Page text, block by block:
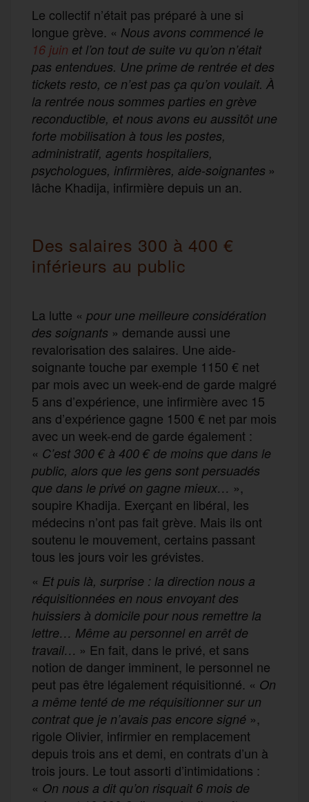
Le collectif n’était pas préparé à une si
longue grève. « Nous avons commencé le
16 juin et l’on tout de suite vu qu’on n’était
pas entendues. Une prime de rentrée et des
tickets resto, ce n’est pas ça qu’on voulait. À
la rentrée nous sommes parties en grève
reconductible, et nous avons eu aussitôt une
forte mobilisation à tous les postes,
administratif, agents hospitaliers,
psychologues, infirmières, aide-soignantes »
lâche Khadija, infirmière depuis un an.
Des salaires 300 à 400 €
inférieurs au public
La lutte « pour une meilleure considération
des soignants » demande aussi une
revalorisation des salaires. Une aide-
soignante touche par exemple 1150 € net
par mois avec un week-end de garde malgré
5 ans d’expérience, une infirmière avec 15
ans d’expérience gagne 1500 € net par mois
avec un week-end de garde également :
« C’est 300 € à 400 € de moins que dans le
public, alors que les gens sont persuadés
que dans le privé on gagne mieux… »,
soupire Khadija. Exerçant en libéral, les
médecins n’ont pas fait grève. Mais ils ont
soutenu le mouvement, certains passant
tous les jours voir les grévistes.
« Et puis là, surprise : la direction nous a
réquisitionnées en nous envoyant des
huissiers à domicile pour nous remettre la
lettre… Même au personnel en arrêt de
travail… » En fait, dans le privé, et sans
notion de danger imminent, le personnel ne
peut pas être légalement réquisitionné. « On
a même tenté de me réquisitionner sur un
contrat que je n’avais pas encore signé »,
rigole Olivier, infirmier en remplacement
depuis trois ans et demi, en contrats d’un à
trois jours. Le tout assorti d’intimidations :
« On nous a dit qu’on risquait 6 mois de